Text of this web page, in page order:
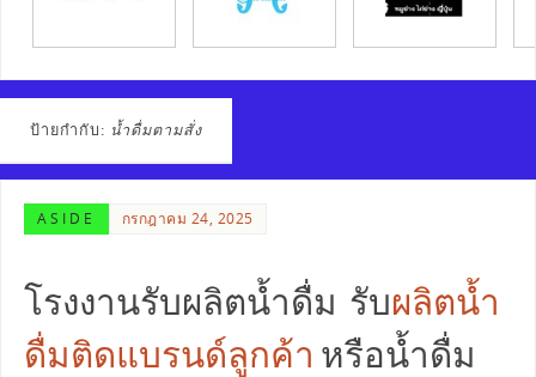
ป้ายกำกับ: น้ำดื่มตามสั่ง
ASIDE กรกฎาคม 24, 2025
โรงงานรับผลิตน้ำดื่ม รับผลิตน้ำ
ดื่มติดแบรนด์ลูกค้า หรือน้ำดื่ม